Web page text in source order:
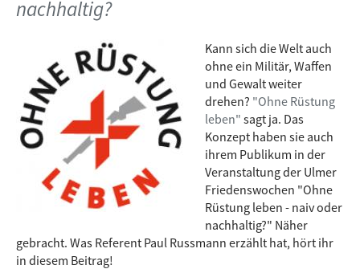
nachhaltig?
Kann sich die Welt auch
ohne ein Militär, Waffen
und Gewalt weiter
drehen? "Ohne Rüstung
leben" sagt ja. Das
Konzept haben sie auch
ihrem Publikum in der
Veranstaltung der Ulmer
Friedenswochen "Ohne
Rüstung leben - naiv oder
nachhaltig?" Näher
gebracht. Was Referent Paul Russmann erzählt hat, hört ihr
in diesem Beitrag!